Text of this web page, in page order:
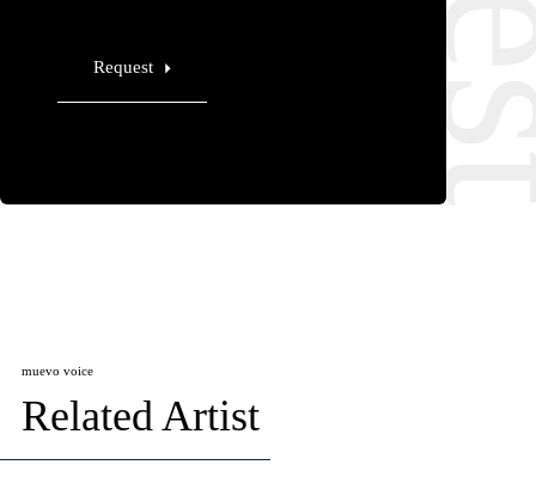
Request
muevo voice
Related Artist